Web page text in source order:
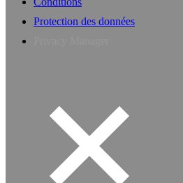
Protection des données